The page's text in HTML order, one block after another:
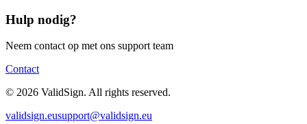
Hulp nodig?
Neem contact op met ons support team
Contact
© 2026 ValidSign. All rights reserved.
validsign.eusupport@validsign.eu